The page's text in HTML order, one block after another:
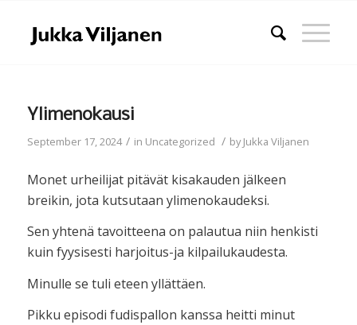
Ylimenokausi
September 17, 2024 / in Uncategorized / byJukka Viljanen
Monet urheilijat pitävät kisakauden jälkeen
breikin, jota kutsutaan ylimenokaudeksi.
Sen yhtenä tavoitteena on palautua niin henkisti
kuin fyysisesti harjoitus-ja kilpailukaudesta.
Minulle se tuli eteen yllättäen.
Pikku episodi fudispallon kanssa heitti minut